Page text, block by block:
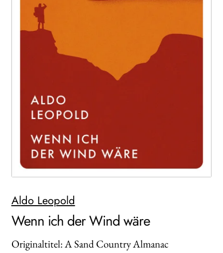
WEITERE VERLAGE
Aldo Leopold
Wenn ich der Wind wäre
Originaltitel: A Sand Country Almanac